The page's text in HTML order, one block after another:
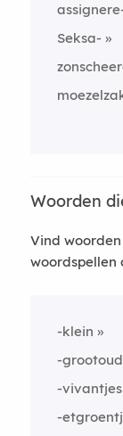
Seksa-
Woorden
Vind
woordspellen
-klein
-
-vivantjes
-